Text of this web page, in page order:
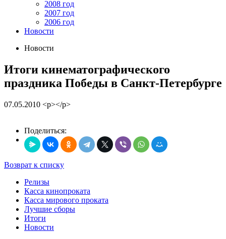
2008 год
2007 год
2006 год
Новости
Новости
Итоги кинематографического
праздника Победы в Санкт-Петербурге
07.05.2010 <p></p>
Поделиться:
Возврат к списку
Релизы
Касса кинопроката
Касса мирового проката
Лучшие сборы
Итоги
Новости